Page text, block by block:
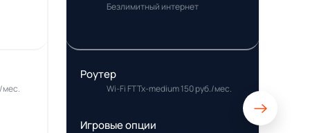
мес.
Безлимитный интернет
Роутер
Wi-Fi FTTx-medium 150 руб./мес.
Игровые опции